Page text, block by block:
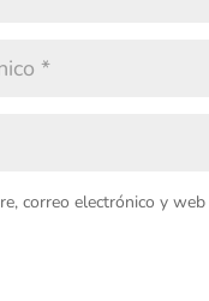
correo electrónico y